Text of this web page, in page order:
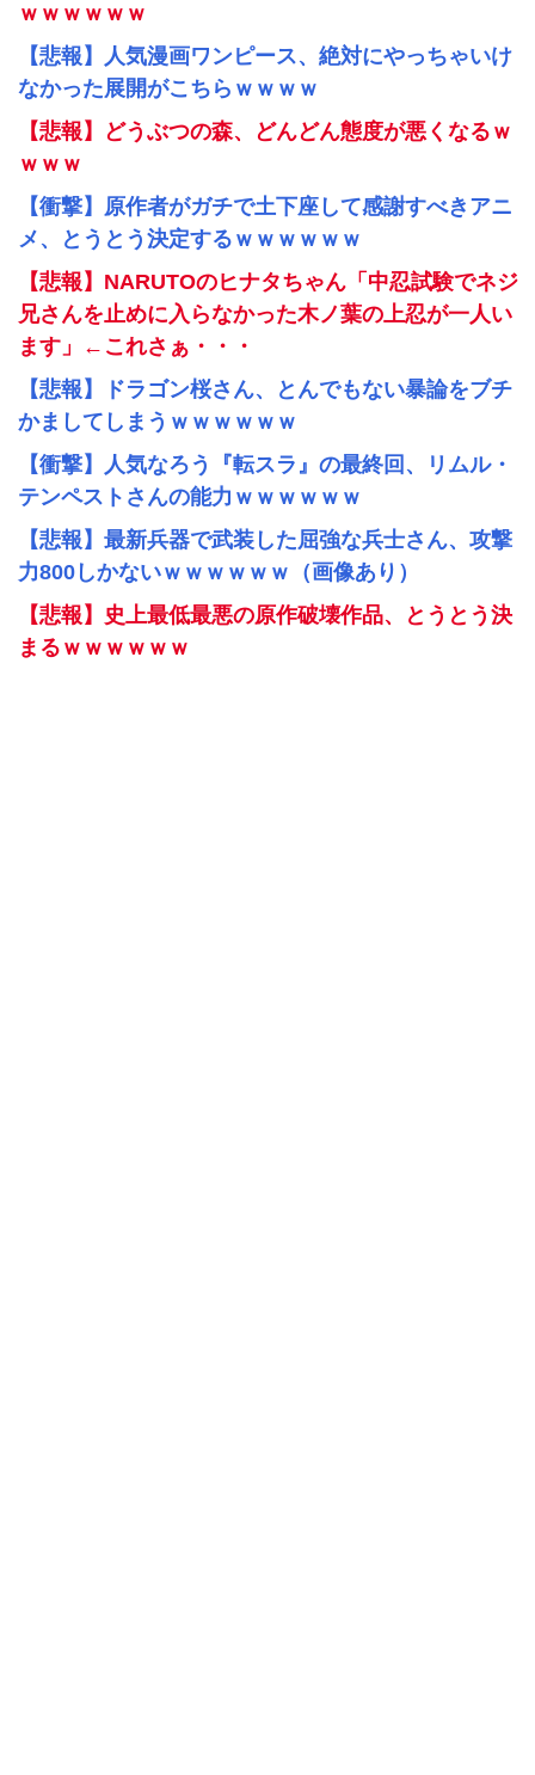
ｗｗｗｗｗｗ
【悲報】人気漫画ワンピース、絶対にやっちゃいけ
なかった展開がこちらｗｗｗｗ
【悲報】どうぶつの森、どんどん態度が悪くなるｗ
ｗｗｗ
【衝撃】原作者がガチで土下座して感謝すべきアニ
メ、とうとう決定するｗｗｗｗｗｗ
【悲報】NARUTOのヒナタちゃん「中忍試験でネジ
兄さんを止めに入らなかった木ノ葉の上忍が一人い
ます」←これさぁ・・・
【悲報】ドラゴン桜さん、とんでもない暴論をブチ
かましてしまうｗｗｗｗｗｗ
【衝撃】人気なろう『転スラ』の最終回、リムル・
テンペストさんの能力ｗｗｗｗｗｗ
【悲報】最新兵器で武装した屈強な兵士さん、攻撃
力800しかないｗｗｗｗｗｗ（画像あり）
【悲報】史上最低最悪の原作破壊作品、とうとう決
まるｗｗｗｗｗｗ